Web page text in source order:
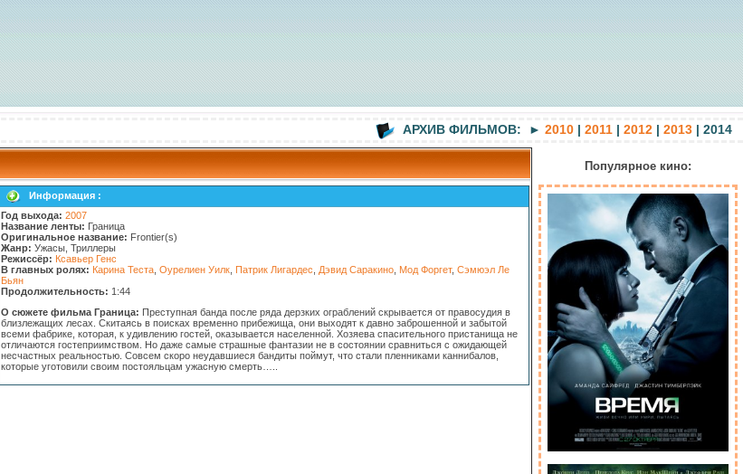
АРХИВ ФИЛЬМОВ: ► 2010 | 2011 | 2012 | 2013 | 2014
Информация :
Год выхода: 2007
Название ленты: Граница
Оригинальное название: Frontier(s)
Жанр: Ужасы, Триллеры
Режиссёр: Ксавьер Генс
В главных ролях: Карина Теста Оурелиен Уилк Патрик Лигардес Дэвид Саракино Мод Форгет, Сэмюэл Ле
Бьян
Продолжительность: 1:44
О сюжете фильма Граница: Преступная банда после ряда дерзких ограблений скрывается от правосудия в
близлежащих лесах. Скитаясь в поисках временно прибежища, они выходят к давно заброшенной и забытой
всеми фабрике, которая, к удивлению гостей, оказывается населенной. Хозяева спасительного пристанища не
отличаются гостеприимством. Но даже самые страшные фантазии не в состоянии сравниться с ожидающей
несчастных реальностью. Совсем скоро неудавшиеся бандиты поймут, что стали пленниками каннибалов,
которые уготовили своим постояльцам ужасную смерть…..
Популярное кино: